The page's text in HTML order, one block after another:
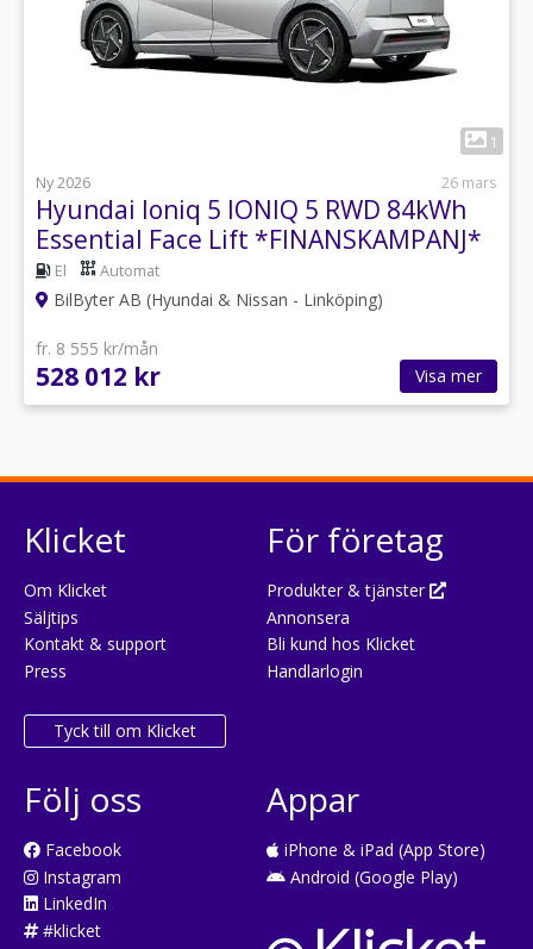
1
Ny 2026
26 mars
Hyundai Ioniq 5 IONIQ 5 RWD 84kWh
Essential Face Lift *FINANSKAMPANJ*
El Automat
BilByter AB (Hyundai & Nissan - Linköping)
fr. 8 555 kr/mån
528 012 kr Visa mer
Klicket
Om Klicket
Säljtips
Kontakt & support
Press
Tyck till om Klicket
För företag
Produkter & tjänster
Annonsera
Bli kund hos Klicket
Handlarlogin
Följ oss
Facebook
Instagram
LinkedIn
#klicket
Appar
iPhone & iPad (App Store)
Android (Google Play)